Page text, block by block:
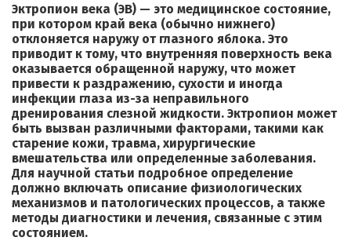
Эктропион века (ЭВ) — это медицинское состояние,
при котором край века (обычно нижнего)
отклоняется наружу от глазного яблока. Это
приводит к тому, что внутренняя поверхность века
оказывается обращенной наружу, что может
привести к раздражению, сухости и иногда
инфекции глаза из-за неправильного
дренирования слезной жидкости. Эктропион может
быть вызван различными факторами, такими как
старение кожи, травма, хирургические
вмешательства или определенные заболевания.
Для научной статьи подробное определение
должно включать описание физиологических
механизмов и патологических процессов, а также
методы диагностики и лечения, связанные с этим
состоянием.